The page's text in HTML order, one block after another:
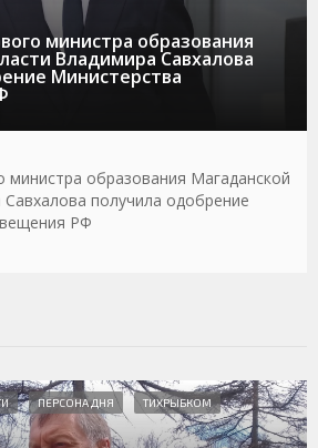
министра образования
Владимира Савхалова
Министерства
министра образования Магаданской
получила одобрение
РФ
ПЕРСОНА ДНЯ ТИХРЫБКОМ